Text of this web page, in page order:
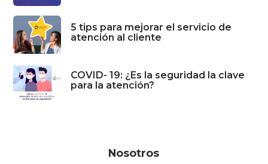
5 tips para mejorar el servicio de
atención al cliente
COVID- 19: ¿Es la seguridad la clave
para la atención?
Nosotros